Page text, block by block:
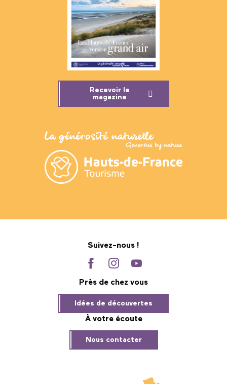
Recevoir le
magazine
Suivez-nous !
Près de chez vous
Idées de découvertes
À votre écoute
Nous contacter